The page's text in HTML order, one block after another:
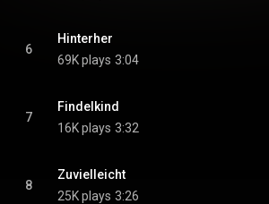
6
Hinterher
69K plays 3:04
7
Findelkind
16K plays 3:32
8
Zuvielleicht
25K plays 3:26